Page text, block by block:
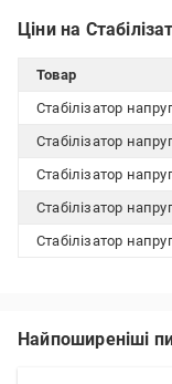
Ціни на
Товар
Стабілізатор
Стабілізатор
Стабілізатор
Стабілізатор
Стабілізатор
Найпоширеніші